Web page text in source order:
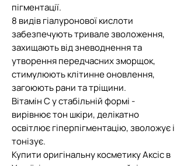
пігментації.
8 видів гіалуронової кислоти
забезпечують тривале зволоження,
захищають від зневоднення та
утворення передчасних зморщок,
стимулюють клітинне оновлення,
загоюють рани та тріщини.
Вітамін С у стабільній формі -
вирівнює тон шкіри, делікатно
освітлює гіперпігментацію, зволожує і
тонізує.
Купити оригінальну косметику Аксіс в